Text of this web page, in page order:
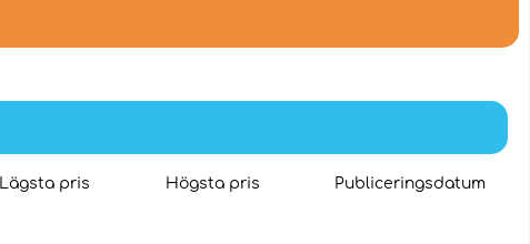
Lägsta pris Högsta pris Publiceringsdatum